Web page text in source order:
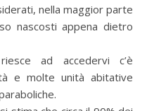
nella maggior parte
nascosti appena dietro
ad accedervi c’è
e molte unità abitative